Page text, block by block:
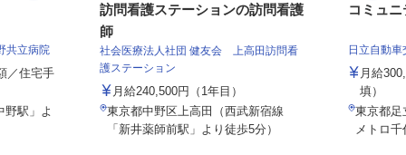
共立病院
／住宅手
野駅」よ
訪問看護ステーションの訪問看護
師
社会医療法人社団 健友会 上高田訪問看
護ステーション
月給240,500円（1年目）
東京都中野区上高田（西武新宿線
「新井薬師前駅」より徒歩5分）
コミュ
日立自動
月給
填）
東京都足
メトロ